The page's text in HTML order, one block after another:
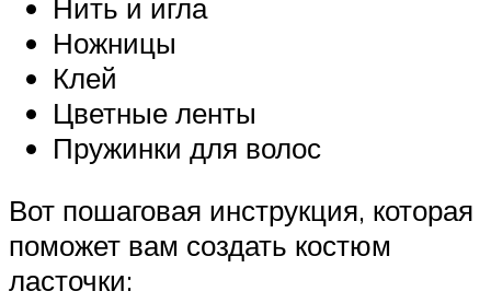
Нить и игла
Ножницы
Клей
Цветные ленты
Пружинки для волос
Вот пошаговая инструкция, которая
поможет вам создать костюм
ласточки: